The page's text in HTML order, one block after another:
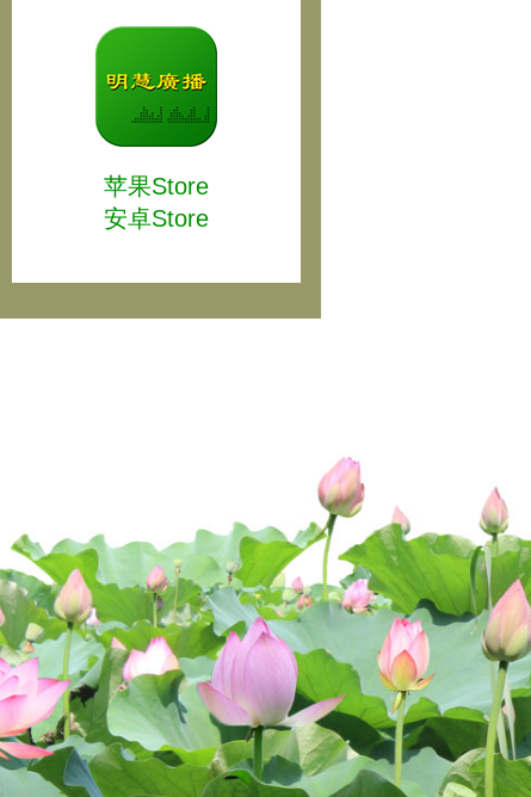
苹果Store
安卓Store